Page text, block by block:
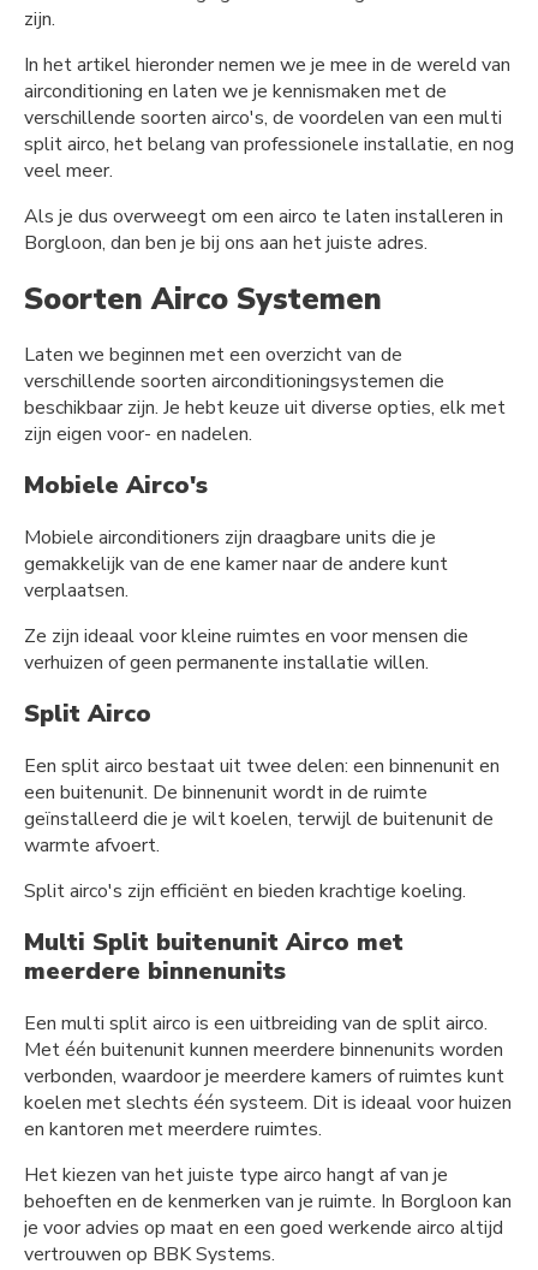
zijn.
In het artikel hieronder nemen we je mee in de wereld van
airconditioning en laten we je kennismaken met de
verschillende soorten airco's, de voordelen van een multi
split airco, het belang van professionele installatie, en nog
veel meer.
Als je dus overweegt om een airco te laten installeren in
Borgloon, dan ben je bij ons aan het juiste adres.
Soorten Airco Systemen
Laten we beginnen met een overzicht van de
verschillende soorten airconditioningsystemen die
beschikbaar zijn. Je hebt keuze uit diverse opties, elk met
zijn eigen voor- en nadelen.
Mobiele Airco's
Mobiele airconditioners zijn draagbare units die je
gemakkelijk van de ene kamer naar de andere kunt
verplaatsen.
Ze zijn ideaal voor kleine ruimtes en voor mensen die
verhuizen of geen permanente installatie willen.
Split Airco
Een split airco bestaat uit twee delen: een binnenunit en
een buitenunit. De binnenunit wordt in de ruimte
geïnstalleerd die je wilt koelen, terwijl de buitenunit de
warmte afvoert.
Split airco's zijn efficiënt en bieden krachtige koeling.
Multi Split buitenunit Airco met
meerdere binnenunits
Een multi split airco is een uitbreiding van de split airco.
Met één buitenunit kunnen meerdere binnenunits worden
verbonden, waardoor je meerdere kamers of ruimtes kunt
koelen met slechts één systeem. Dit is ideaal voor huizen
en kantoren met meerdere ruimtes.
Het kiezen van het juiste type airco hangt af van je
behoeften en de kenmerken van je ruimte. In Borgloon kan
je voor advies op maat en een goed werkende airco altijd
vertrouwen op BBK Systems.